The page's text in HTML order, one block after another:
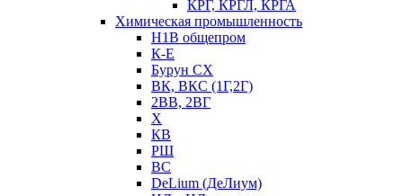
КРГ, КРГЛ, КРГА
Химическая промышленность
Н1В общепром
К-Е
Бурун СХ
ВК, ВКС (1Г,2Г)
2ВВ, 2ВГ
Х
КВ
РШ
ВС
DeLium (ДеЛиум)